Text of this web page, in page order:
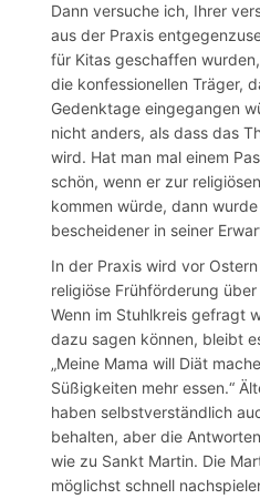
Dann versuche ich, Ihrer
aus der Praxis
für Kitas geschaffen
die konfessionellen Träger,
Gedenktage eingegangen
nicht anders, als dass das
wird. Hat man mal einem
schön, wenn er zur
kommen würde, dann
bescheidener in seiner
In der Praxis wird vor
religiöse Frühförderung
Wenn im Stuhlkreis gefragt
dazu sagen können, bleibt
„Meine Mama will Diät
Süßigkeiten mehr essen.“
haben selbstverständlich
behalten, aber die
wie zu Sankt Martin. Die
möglichst schnell